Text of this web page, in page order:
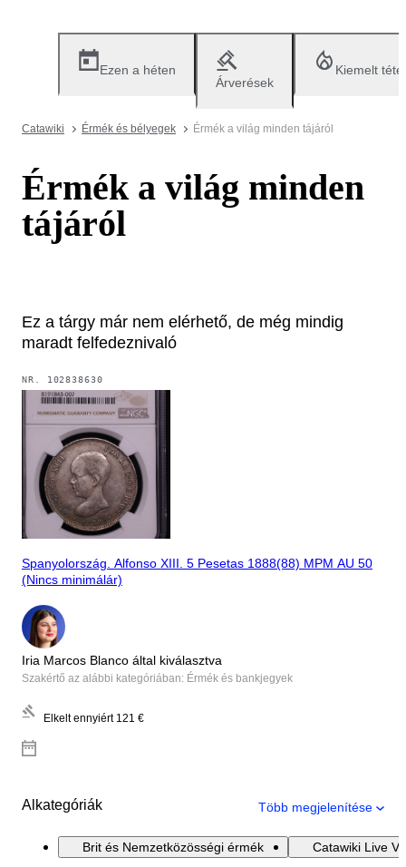
Ezen a héten
Árverések
Kiemelt
Catawiki Érmék és bélyegek Érmék a világ minden tájáról
Érmék a világ minden
tájáról
Ez a tárgy már nem elérhető, de még mindig
maradt felfedeznivaló
NR. 102838630
Spanyolország. Alfonso XIII. 5 Pesetas 1888(88) MPM AU 50
(Nincs minimálár)
Iria Marcos Blanco által kiválasztva
Szakértő az alábbi kategóriában: Érmék és bankjegyek
Elkelt ennyiért 121 €
Alkategóriák Több megjelenítése
Brit és Nemzetközösségi érmék Catawiki Live